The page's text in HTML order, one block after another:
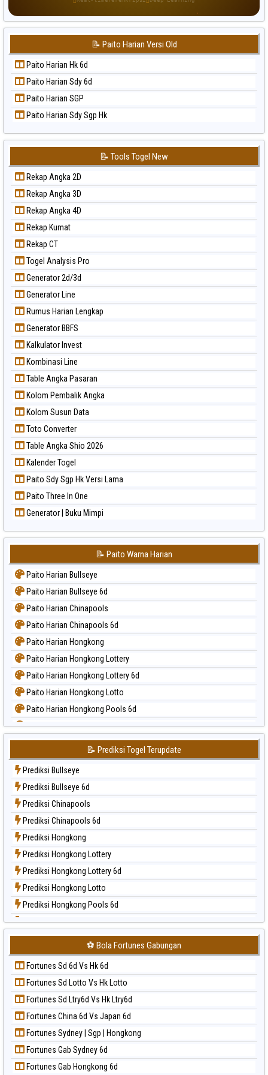
Paito Warna Sydney
Paito Warna Sydney Lottery
Paito Warna Sydney Lottery 6d
Paito Warna Sydney Lotto
Paito Warna Sydney Pools 6d
Paito Warna Taipei
📝 Paito Harian Versi Old
Paito Harian Hk 6d
Paito Harian Sdy 6d
Paito Harian SGP
Paito Harian Sdy Sgp Hk
📝 Tools Togel New
Rekap Angka 2D
Rekap Angka 3D
Rekap Angka 4D
Rekap Kumat
Rekap CT
Togel Analysis Pro
Generator 2d/3d
Generator Line
Rumus Harian Lengkap
Generator BBFS
Kalkulator Invest
Kombinasi Line
Table Angka Pasaran
Kolom Pembalik Angka
Kolom Susun Data
Toto Converter
Table Angka Shio 2026
Kalender Togel
Paito Sdy Sgp Hk Versi Lama
Paito Three In One
Generator | Buku Mimpi
📝 Paito Warna Harian
Paito Harian Bullseye
Paito Harian Bullseye 6d
Paito Harian Chinapools
Paito Harian Chinapools 6d
Paito Harian Hongkong
Paito Harian Hongkong Lottery
Paito Harian Hongkong Lottery 6d
Paito Harian Hongkong Lotto
Paito Harian Hongkong Pools 6d
Paito Harian Japan
Paito Harian Japan 6d
Paito Harian Korea
Paito Harian Kuda Lari
Paito Harian Magnum Cambodia
Paito Harian Nagoya
Paito Harian New York Midday
Paito Harian North Carolina Day
Paito Harian Pcso
Paito Harian Pennsylvania Day
Paito Harian Sao Paulo
Paito Harian Singapore
Paito Harian Sydney
Paito Harian Sydney Lottery
Paito Harian Sydney Lottery 6d
Paito Harian Sydney Lotto
Paito Harian Sydney Pools 6d
Paito Harian Taipei
Paito Harian Taiwan
📝 Prediksi Togel Terupdate
Prediksi Bullseye
Prediksi Bullseye 6d
Prediksi Chinapools
Prediksi Chinapools 6d
Prediksi Hongkong
Prediksi Hongkong Lottery
Prediksi Hongkong Lottery 6d
Prediksi Hongkong Lotto
Prediksi Hongkong Pools 6d
Prediksi Japan
Prediksi Japan 6d
Prediksi Korea
Prediksi Kuda Lari
Prediksi Magnum Cambodia
Prediksi Nagoya
Prediksi North Carolina Day
Prediksi Pcso
Prediksi Sao Paulo
Prediksi Singapore
⚽ Bola Fortunes Gabungan
Fortunes Sd 6d Vs Hk 6d
Fortunes Sd Lotto Vs Hk Lotto
Fortunes Sd Ltry6d Vs Hk Ltry6d
Fortunes China 6d Vs Japan 6d
Fortunes Sydney | Sgp | Hongkong
Fortunes Gab Sydney 6d
Fortunes Gab Hongkong 6d